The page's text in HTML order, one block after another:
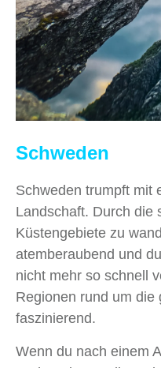
Schweden
Schweden trumpft mit
Landschaft. Durch die
Küstengebiete zu
atemberaubend und
nicht mehr so schnell
Regionen rund um die
faszinierend.
Wenn du nach einem